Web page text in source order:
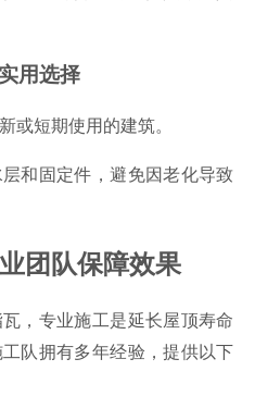
用选择
或短期使用的建筑。
和固定件，避免因老化导致
团队保障效果
，专业施工是延长屋顶寿命
队拥有多年经验，提供以下